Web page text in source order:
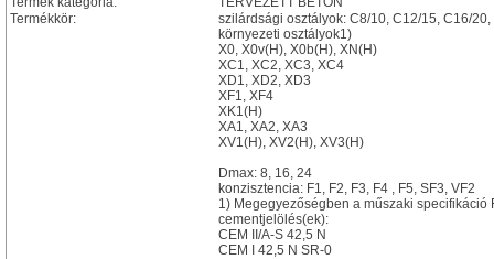
Termékkör:
szilárdsági osztályok: C8/10, C12/15, C16/
környezeti osztályok1)
X0, X0v(H), X0b(H), XN(H)
XC1, XC2, XC3, XC4
XD1, XD2, XD3
XF1, XF4
XK1(H)
XA1, XA2, XA3
XV1(H), XV2(H), XV3(H)
Dmax: 8, 16, 24
konzisztencia: F1, F2, F3, F4 , F5, SF3, VF2
1) Megegyezőségben a műszaki specifikáció
cementjelölés(ek):
CEM II/A-S 42,5 N
CEM I 42,5 N SR-0